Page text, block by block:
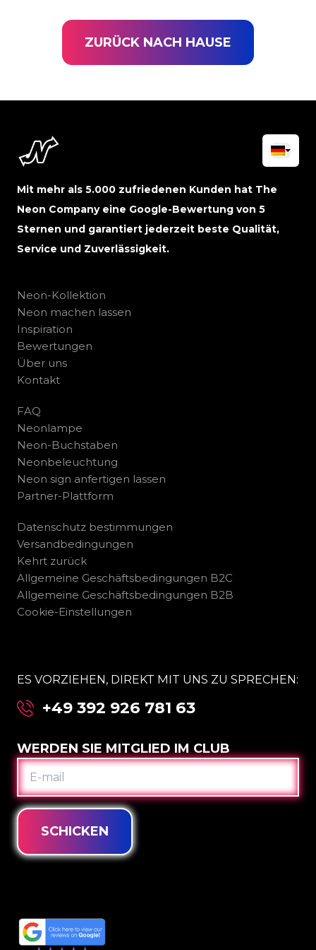
ZURÜCK NACH HAUSE
Mit mehr als 5.000 zufriedenen Kunden hat The
Neon Company eine Google-Bewertung von 5
Sternen und garantiert jederzeit beste Qualität,
Service und Zuverlässigkeit.
Neon-Kollektion
Neon machen lassen
Inspiration
Bewertungen
Über uns
Kontakt
FAQ
Neonlampe
Neon-Buchstaben
Neonbeleuchtung
Neon sign anfertigen lassen
Partner-Plattform
Datenschutz bestimmungen
Versandbedingungen
Kehrt zurück
Allgemeine Geschäftsbedingungen B2C
Allgemeine Geschäftsbedingungen B2B
Cookie-Einstellungen
ES VORZIEHEN, DIREKT MIT UNS ZU SPRECHEN:
+49 392 926 781 63
WERDEN SIE MITGLIED IM CLUB
E-
MAIL
SCHICKEN